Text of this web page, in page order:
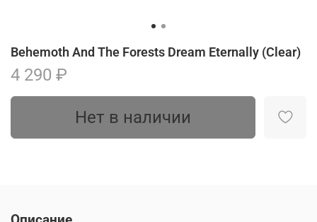
Behemoth And The Forests Dream Eternally (Clear)
4 290 ₽
Нет в наличии